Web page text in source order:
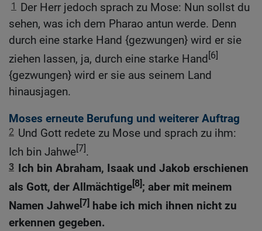
1 Der Herr jedoch sprach zu Mose: Nun sollst du
sehen, was ich dem Pharao antun werde. Denn
durch eine starke Hand {gezwungen} wird er sie
ziehen lassen, ja, durch eine starke Hand[6]
{gezwungen} wird er sie aus seinem Land
hinausjagen.
Moses erneute Berufung und weiterer Auftrag
2 Und Gott redete zu Mose und sprach zu ihm:
Ich bin Jahwe[7].
3 Ich bin Abraham, Isaak und Jakob erschienen
als Gott, der Allmächtige[8]; aber mit meinem
Namen Jahwe[7] habe ich mich ihnen nicht zu
erkennen gegeben.